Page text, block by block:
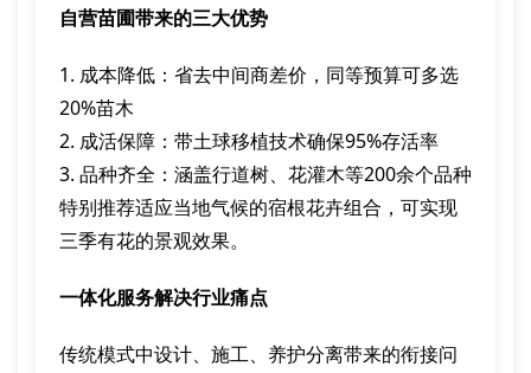
自营苗圃带来的三大优势
1. 成本降低：省去中间商差价，同等预算可多选
20%苗木
2. 成活保障：带土球移植技术确保95%存活率
3. 品种齐全：涵盖行道树、花灌木等200余个品种
特别推荐适应当地气候的宿根花卉组合，可实现
三季有花的景观效果。
一体化服务解决行业痛点
传统模式中设计、施工、养护分离带来的衔接问